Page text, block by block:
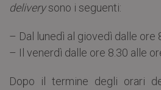
deliverysono i seguenti:
– Dal lunedì al giovedì dalle ore
– Il venerdì dalle ore 8.30 alle
Dopo il termine degli orari